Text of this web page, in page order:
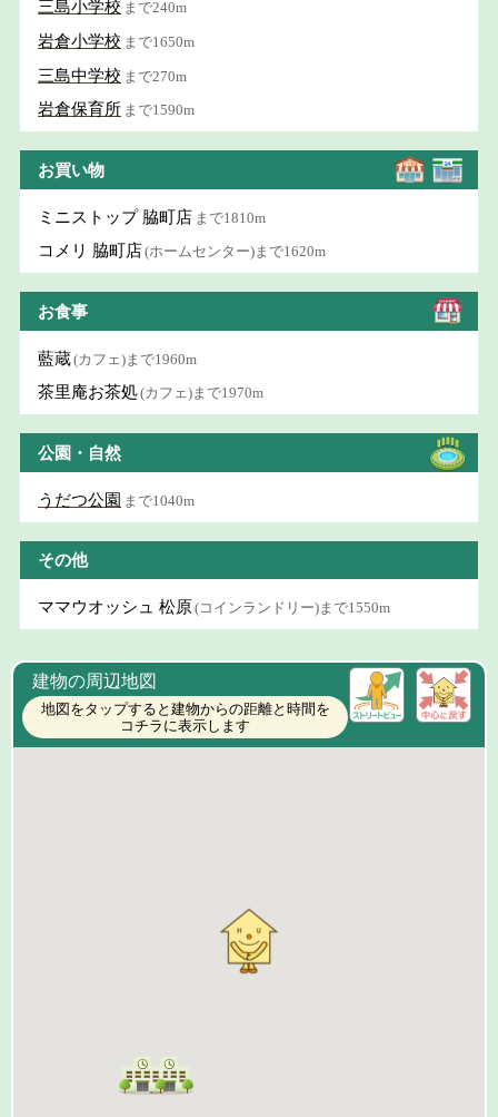
三島小学校 まで240m
岩倉小学校 まで1650m
三島中学校 まで270m
岩倉保育所 まで1590m
お買い物
ミニストップ 脇町店 まで1810m
コメリ 脇町店(ホームセンター)まで1620m
お食事
藍蔵(カフェ)まで1960m
茶里庵お茶処(カフェ)まで1970m
公園・自然
うだつ公園 まで1040m
その他
ママウオッシュ 松原 (コインランドリー)まで1550m
建物の周辺地図
地図をタップすると建物からの距離と時間を
コチラに表示します